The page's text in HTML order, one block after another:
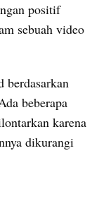
positif
sebuah video
berdasarkan
beberapa
karena
dikurangi